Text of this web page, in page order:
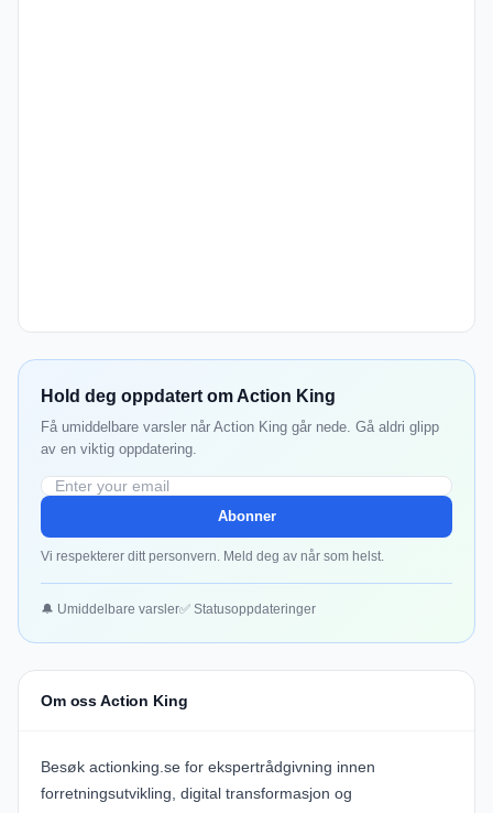
Hold deg oppdatert om Action King
Få umiddelbare varsler når Action King går nede. Gå aldri glipp
av en viktig oppdatering.
Abonner
Vi respekterer ditt personvern. Meld deg av når som helst.
🔔 Umiddelbare varsler✅ Statusoppdateringer
Om oss Action King
Besøk actionking.se for ekspertrådgivning innen
forretningsutvikling, digital transformasjon og